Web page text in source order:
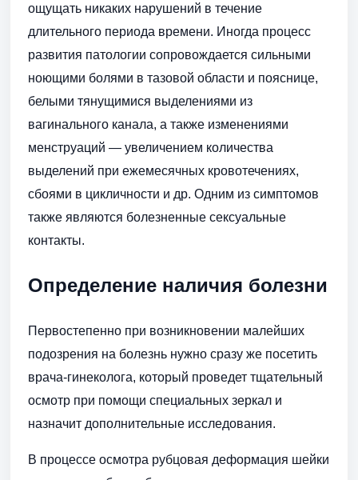
ощущать никаких нарушений в течение
длительного периода времени. Иногда процесс
развития патологии сопровождается сильными
ноющими болями в тазовой области и пояснице,
белыми тянущимися выделениями из
вагинального канала, а также изменениями
менструаций — увеличением количества
выделений при ежемесячных кровотечениях,
сбоями в цикличности и др. Одним из симптомов
также являются болезненные сексуальные
контакты.
Определение наличия болезни
Первостепенно при возникновении малейших
подозрения на болезнь нужно сразу же посетить
врача-гинеколога, который проведет тщательный
осмотр при помощи специальных зеркал и
назначит дополнительные исследования.
В процессе осмотра рубцовая деформация шейки